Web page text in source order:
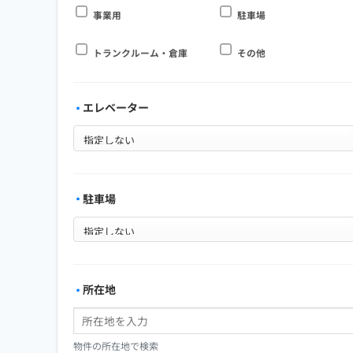
事業用 駐車場
トランクルーム・倉庫 その他
エレベーター
駐車場
所在地
物件の所在地で検索